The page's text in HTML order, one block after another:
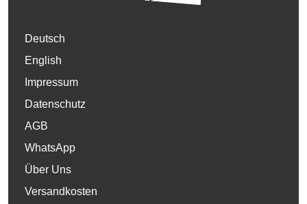
Deutsch
English
Impressum
Datenschutz
AGB
WhatsApp
Über Uns
Versandkosten